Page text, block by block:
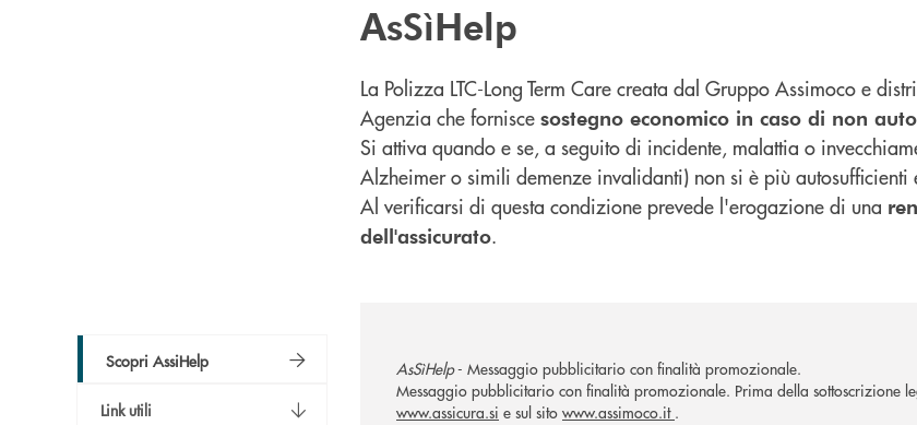
Scopri AssiHelp
Link utili
AsSìHelp
La Polizza LTC-Long Term Care creata dal Gruppo Assimoco e
Agenzia che fornisce sostegno economico in caso di non
Si attiva quando e se, a seguito di incidente, malattia o
Alzheimer o simili demenze invalidanti) non si è più autosufficienti
Al verificarsi di questa condizione prevede l'erogazione di una
dell'assicurato.
AsSìHelp- Messaggio pubblicitario con finalità promozionale.
Messaggio pubblicitario con finalità promozionale. Prima della sottoscrizione
www.assicura.si e sul sito www.assimoco.it .